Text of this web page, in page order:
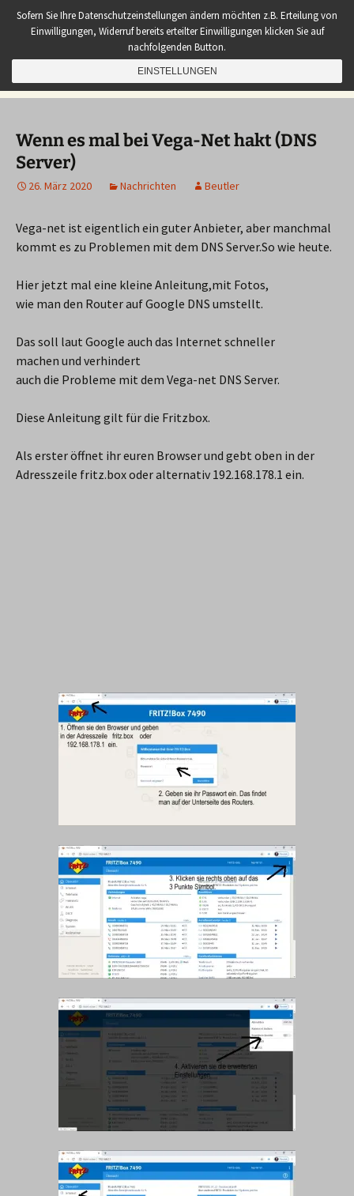
Zum
InhaltSembach Aktuell
Neues aus unserem Dorf
Menü
nach:
Wenn es mal bei Vega-Net hakt (DNS
Server)
26. März 2020 Nachrichten Beutler
Vega-net ist eigentlich ein guter Anbieter, aber manchmal
kommt es zu Problemen mit dem DNS Server.So wie heute.
Hier jetzt mal eine kleine Anleitung,mit Fotos,
wie man den Router auf Google DNS umstellt.
Das soll laut Google auch das Internet schneller
machen und verhindert
auch die Probleme mit dem Vega-net DNS Server.
Diese Anleitung gilt für die Fritzbox.
Als erster öffnet ihr euren Browser und gebt oben in der
Adresszeile fritz.box oder alternativ 192.168.178.1 ein.
Sofern Sie Ihre Datenschutzeinstellungen ändern möchten z.B. Erteilung von
Einwilligungen, Widerruf bereits erteilter Einwilligungen klicken Sie auf
nachfolgenden Button.
EINSTELLUNGEN